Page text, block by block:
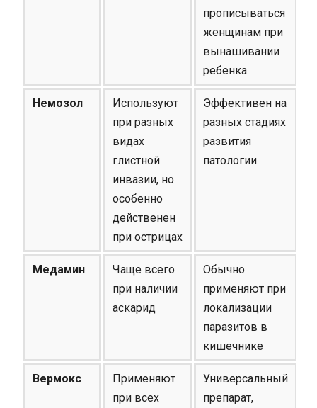
прописываться
женщинам при
вынашивании
ребенка
Немозол
Используют
при разных
видах
глистной
инвазии, но
особенно
действенен
при острицах
Эффективен на
разных стадиях
развития
патологии
Медамин
Чаще всего
при наличии
аскарид
Обычно
применяют при
локализации
паразитов в
кишечнике
Вермокс
Применяют
при всех
Универсальный
препарат,